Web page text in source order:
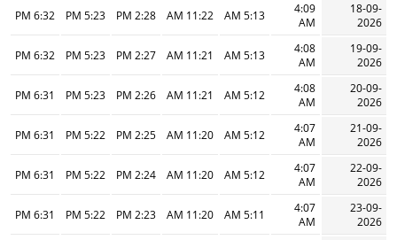
18-09-
2026
4:09
AM
5:13 AM
11:22 AM
2:28 PM
5:23 PM
6:32 PM
19-09-
2026
4:08
AM
5:13 AM
11:21 AM
2:27 PM
5:23 PM
6:32 PM
20-09-
2026
4:08
AM
5:12 AM
11:21 AM
2:26 PM
5:23 PM
6:31 PM
21-09-
2026
4:07
AM
5:12 AM
11:20 AM
2:25 PM
5:22 PM
6:31 PM
22-09-
2026
4:07
AM
5:12 AM
11:20 AM
2:24 PM
5:22 PM
6:31 PM
23-09-
2026
4:07
AM
5:11 AM
11:20 AM
2:23 PM
5:22 PM
6:31 PM